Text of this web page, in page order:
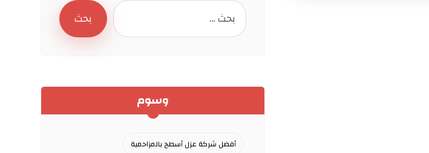
وسوم
أفضل شركة عزل أسطح بالمزاحمية